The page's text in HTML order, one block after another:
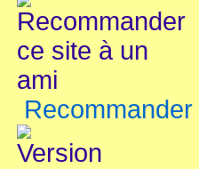
Recommander